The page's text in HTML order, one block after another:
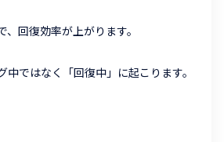
回復効率が上がります。
ではなく「回復中」に起こります。